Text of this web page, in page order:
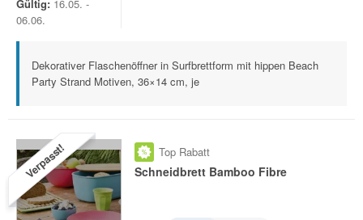
Gültig: 16.05. -
06.06.
Dekorativer Flaschenöffner in Surfbrettform mit hippen Beach
Party Strand Motiven, 36×14 cm, je
Verpasst! Top Rabatt
Schneidbrett Bamboo Fibre